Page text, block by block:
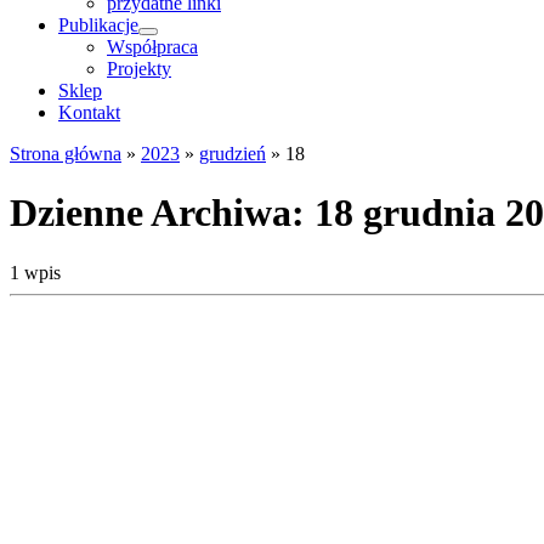
Publikacje
Współpraca
Projekty
Sklep
Kontakt
Strona główna » 2023 » grudzień » 18
Dzienne Archiwa: 18 grudnia
1 wpis